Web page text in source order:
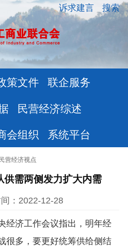
搜索
诉求建言
策文件 联企服务
民营经济综述
会组织 系统平台
民营经济视点
供需两侧发力扩大内需
：2022-12-28
济工作会议指出，明年经
很多，要更好统筹供给侧结